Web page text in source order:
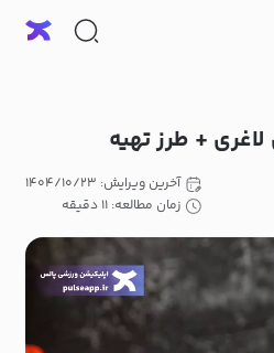
آخرین ویرایش: ۱۴۰۴/۱۰/۲۳
زمان مطالعه: ۱۱ دقیقه